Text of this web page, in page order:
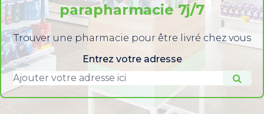
parapharmacie 7j/7
Trouver une pharmacie pour être livré chez vous
Entrez votre adresse